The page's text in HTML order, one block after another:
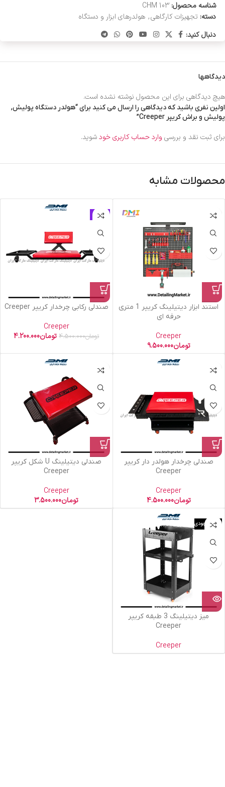
شناسه محصول: CHM 103
دسته: تجهیزات کارگاهی, هولدرهای ابزار و دستگاه
دنبال کنید:
دیدگاهها
هیچ دیدگاهی برای این محصول نوشته نشده است.
اولین نفری باشید که دیدگاهی را ارسال می کنید برای “هولدر دستگاه پولیش,
پولیش و براش کریپر Creeper”
برای ثبت نقد و بررسی وارد حساب کاربری خودشوید.
محصولات مشابه
استند ابزار دیتیلینگ کریپر 1 متری
حرفه ای
Creeper
تومان9.500.000
حراج
صندلی رکابی چرخدار کریپر Creeper
Creeper
تومان4.500.000 تومان4.200.000
صندلی چرخدار هولدر دار کریپر
Creeper
Creeper
تومان4.500.000
صندلی دیتیلینگ U شکل کریپر
Creeper
Creeper
تومان3.500.000
اتمام موجودی
میز دیتیلینگ 3 طبقه کریپر
Creeper
Creeper